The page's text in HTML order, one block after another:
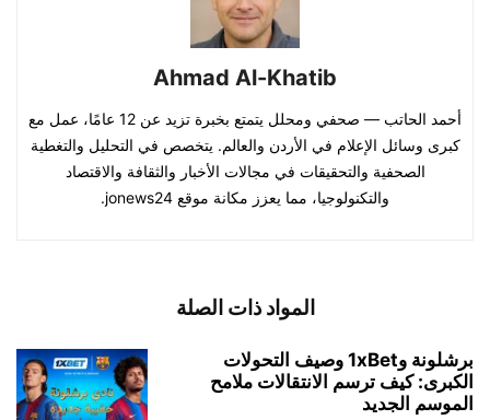
Ahmad Al-Khatib
أحمد الحاتب — صحفي ومحلل يتمتع بخبرة تزيد عن 12 عامًا، عمل مع
كبرى وسائل الإعلام في الأردن والعالم. يتخصص في التحليل والتغطية
الصحفية والتحقيقات في مجالات الأخبار والثقافة والاقتصاد
والتكنولوجيا، مما يعزز مكانة موقع jonews24.
المواد ذات الصلة
برشلونة و1xBet وصيف التحولات
الكبرى: كيف ترسم الانتقالات ملامح
الموسم الجديد